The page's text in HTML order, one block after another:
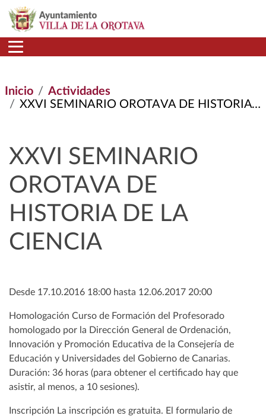
Pasar al contenido principal
Inicio
Actividades
XXVI SEMINARIO OROTAVA DE HISTORIA DE LA CIENCIA
XXVI SEMINARIO
OROTAVA DE
HISTORIA DE LA
CIENCIA
Desde 17.10.2016 18:00 hasta 12.06.2017 20:00
Homologación Curso de Formación del Profesorado
homologado por la Dirección General de Ordenación,
Innovación y Promoción Educativa de la Consejería de
Educación y Universidades del Gobierno de Canarias.
Duración: 36 horas (para obtener el certificado hay que
asistir, al menos, a 10 sesiones).
Inscripción La inscripción es gratuita. El formulario de